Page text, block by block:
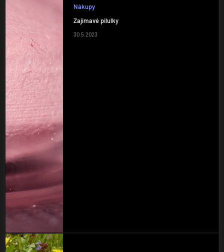
Nákupy
Zajímavé pilulky
30.5.2023